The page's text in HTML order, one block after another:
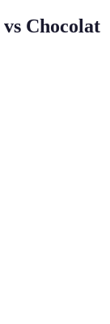
Chocolat